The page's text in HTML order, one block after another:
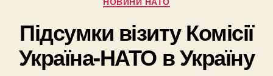
Підсумки візиту Комісії
Україна-НАТО в Україну